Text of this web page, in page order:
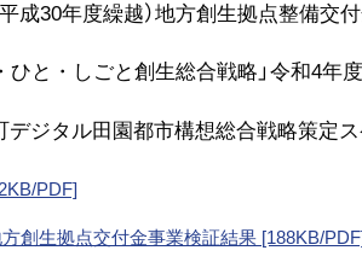
平成30年度繰越）地方創生拠点整備交
・ひと・しごと創生総合戦略」令和4年
町デジタル田園都市構想総合戦略策定
PDF]
創生拠点交付金事業検証結果 [188KB/